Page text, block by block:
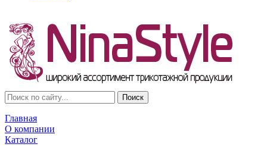
Главная
О компании
Каталог